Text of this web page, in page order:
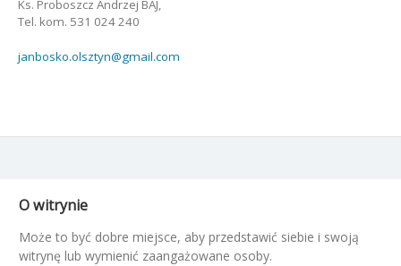
Ks. Proboszcz Andrzej BAJ,
Tel. kom. 531 024 240
janbosko.olsztyn@gmail.com
O witrynie
Może to być dobre miejsce, aby przedstawić siebie i swoją
witrynę lub wymienić zaangażowane osoby.